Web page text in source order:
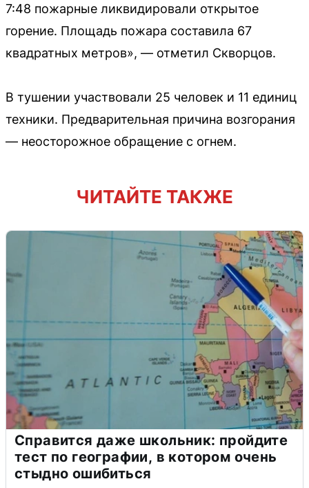
7:48 пожарные ликвидировали открытое
горение. Площадь пожара составила 67
квадратных метров», — отметил Скворцов.
В тушении участвовали 25 человек и 11 единиц
техники. Предварительная причина возгорания
— неосторожное обращение с огнем.
ЧИТАЙТЕ ТАКЖЕ
Справится даже школьник: пройдите
тест по географии, в котором очень
стыдно ошибиться